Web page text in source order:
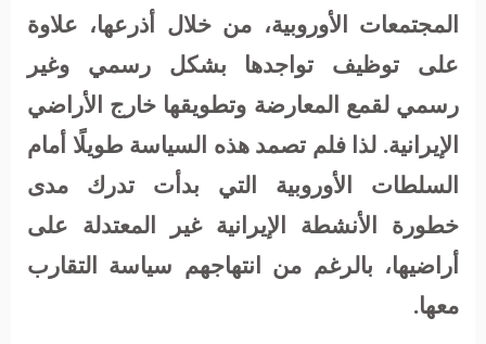
المجتمعات الأوروبية، من خلال أذرعها، علاوة
على توظيف تواجدها بشكل رسمي وغير
رسمي لقمع المعارضة وتطويقها خارج الأراضي
الإيرانية. لذا فلم تصمد هذه السياسة طويلًا أمام
السلطات الأوروبية التي بدأت تدرك مدى
خطورة الأنشطة الإيرانية غير المعتدلة على
أراضيها، بالرغم من انتهاجهم سياسة التقارب
معها.